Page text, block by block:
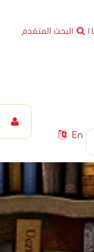
| البحث المتقدم
En